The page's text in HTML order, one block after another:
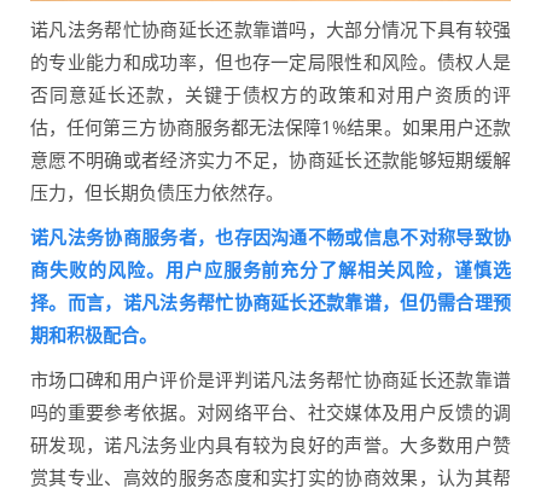
诺凡法务帮忙协商延长还款靠谱吗，大部分情况下具有较强
的专业能力和成功率，但也存一定局限性和风险。债权人是
否同意延长还款，关键于债权方的政策和对用户资质的评
估，任何第三方协商服务都无法保障1%结果。如果用户还款
意愿不明确或者经济实力不足，协商延长还款能够短期缓解
压力，但长期负债压力依然存。
诺凡法务协商服务者，也存因沟通不畅或信息不对称导致协
商失败的风险。用户应服务前充分了解相关风险，谨慎选
择。而言，诺凡法务帮忙协商延长还款靠谱，但仍需合理预
期和积极配合。
市场口碑和用户评价是评判诺凡法务帮忙协商延长还款靠谱
吗的重要参考依据。对网络平台、社交媒体及用户反馈的调
研发现，诺凡法务业内具有较为良好的声誉。大多数用户赞
赏其专业、高效的服务态度和实打实的协商效果，认为其帮